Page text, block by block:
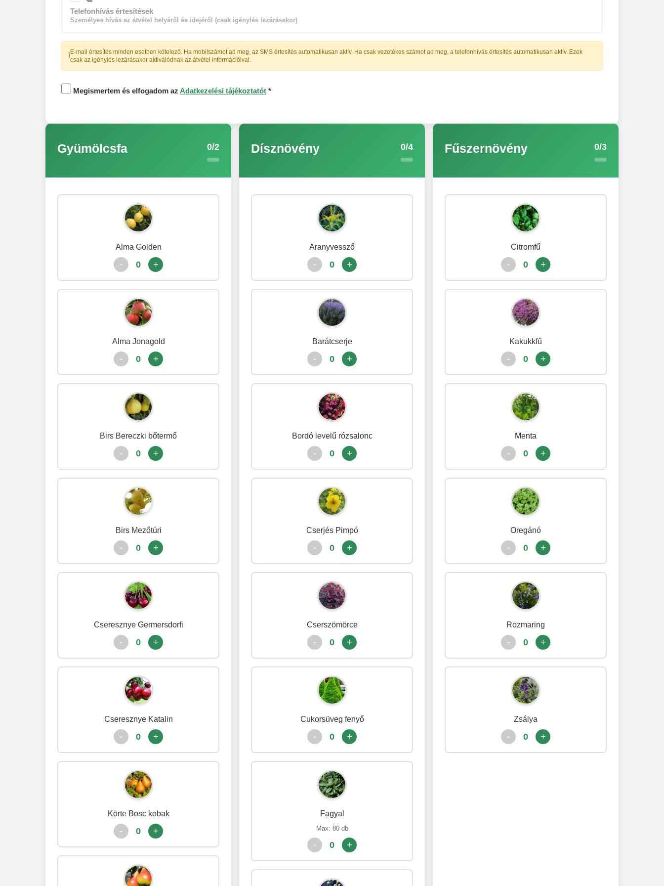
Telefonhívás értesítések
Személyes hívás az átvétel helyéről és idejéről (csak igénylés lezárásakor)
ℹ️ E-mail értesítés minden esetben kötelező. Ha mobilszámot ad meg, az SMS értesítés automatikusan aktív. Ha csak vezetékes számot ad meg, a telefonhívás értesítés automatikusan aktív. Ezek
csak az igénylés lezárásakor aktiválódnak az átvétel információival.
Megismertem és elfogadom az Adatkezelési tájékoztatót *
Gyümölcsfa 0/2
Alma Golden
- 0 +
Alma Jonagold
- 0 +
Birs Bereczki bőtermő
- 0 +
Birs Mezőtúri
- 0 +
Cseresznye Germersdorfi
- 0 +
Cseresznye Katalin
- 0 +
Körte Bosc kobak
- 0 +
Dísznövény 0/4
Aranyvessző
- 0 +
Barátcserje
- 0 +
Bordó levelű rózsalonc
- 0 +
Cserjés Pimpó
- 0 +
Cserszömörce
- 0 +
Cukorsüveg fenyő
- 0 +
Fagyal
Max: 80 db
- 0 +
Fűszernövény 0/3
Citromfű
- 0 +
Kakukkfű
- 0 +
Menta
- 0 +
Oregánó
- 0 +
Rozmaring
- 0 +
Zsálya
- 0 +